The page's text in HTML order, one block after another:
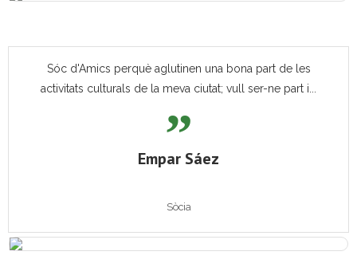
Sóc d'Amics perquè aglutinen una bona part de les
activitats culturals de la meva ciutat; vull ser-ne part i...
Empar Sáez
Sòcia